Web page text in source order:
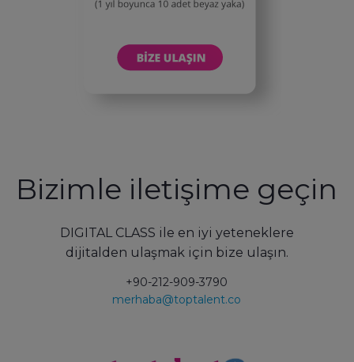
Bizimle iletişime geçin
DIGITAL CLASS ile en iyi yeteneklere
dijitalden ulaşmak için bize ulaşın.
+90-212-909-3790
merhaba@toptalent.co